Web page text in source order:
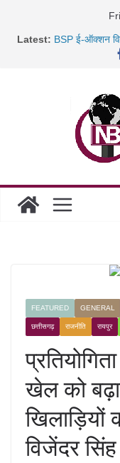
Latest: BSP ई-ऑक्शन
साइबर ठगी पर
गिरफ्तार
FEATURED GENERAL
छत्तीसगढ़ राजनीति रायपुर
खेल को
खिलाड़ियों
विजेंदर सिंह